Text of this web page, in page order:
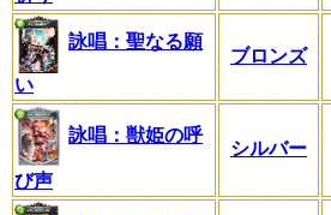
詠唱：聖なる願
い
ブロンズ
詠唱：獣姫の呼
び声
シルバー